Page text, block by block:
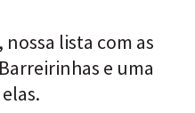
lista com as
e uma